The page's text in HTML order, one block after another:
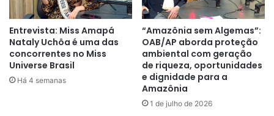
Entrevista: Miss Amapá
Nataly Uchôa é uma das
concorrentes no Miss
Universe Brasil
Há 4 semanas
“Amazônia sem Algemas”:
OAB/AP aborda proteção
ambiental com geração
de riqueza, oportunidades
e dignidade para a
Amazônia
1 de julho de 2026